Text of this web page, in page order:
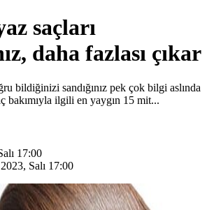
saçları
daha fazlası çıkar
bildiğinizi sandığınız pek çok bilgi aslında
bakımıyla ilgili en yaygın 15 mit...
17:00
Salı 17:00